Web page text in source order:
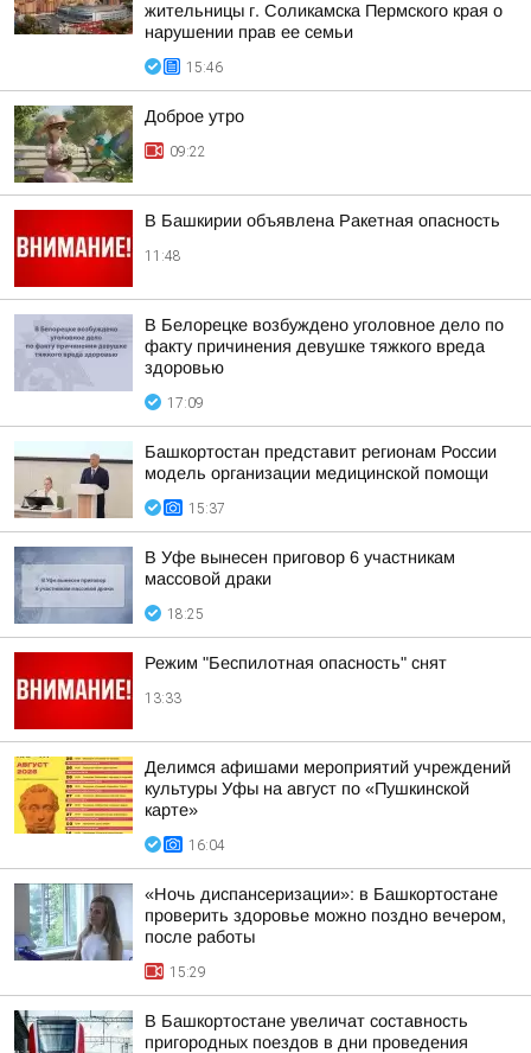
жительницы г. Соликамска Пермского края о
нарушении прав ее семьи
15:46
Доброе утро
09:22
В Башкирии объявлена Ракетная опасность
11:48
В Белорецке возбуждено уголовное дело по
факту причинения девушке тяжкого вреда
здоровью
17:09
Башкортостан представит регионам России
модель организации медицинской помощи
15:37
В Уфе вынесен приговор 6 участникам
массовой драки
18:25
Режим "Беспилотная опасность" снят
13:33
Делимся афишами мероприятий учреждений
культуры Уфы на август по «Пушкинской
карте»
16:04
«Ночь диспансеризации»: в Башкортостане
проверить здоровье можно поздно вечером,
после работы
15:29
В Башкортостане увеличат составность
пригородных поездов в дни проведения